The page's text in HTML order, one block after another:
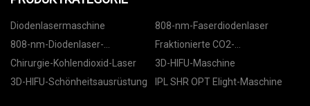
Diodenlasermaschine
808-nm-Faserdiodenlaser
808-nm-Diodenlaser-
Haarentfernung
Fraktionierte CO2-
Lasermaschine
Chirurgie-Kohlendioxid-Laser
3D-HIFU-Maschine
3D-HIFU-Schönheitsausrüstung
IPL SHR OPT Elight-Maschine